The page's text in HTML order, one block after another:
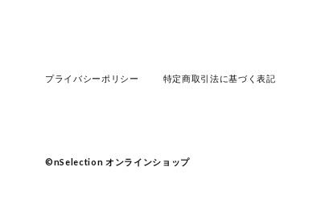
プライバシーポリシー 特定商取引法に基づく表記
©︎nSelection オンラインショップ